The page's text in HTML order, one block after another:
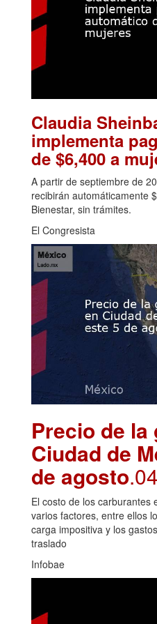
Claudia
implementa
de $6,400 a
A partir de septiembre de
recibirán automáticamente
Bienestar, sin trámites.
El Congresista
Precio de la
Ciudad de
de agosto
El costo de los carburantes
varios factores, entre ellos
carga impositiva y los
traslado
Infobae